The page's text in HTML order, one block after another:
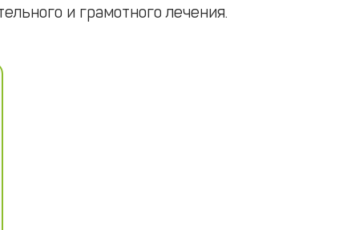
и грамотного лечения.